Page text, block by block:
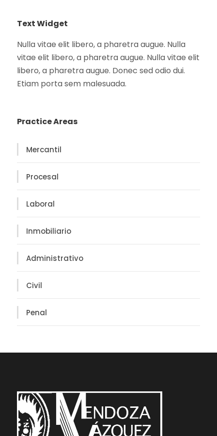
Text Widget
Nulla vitae elit libero, a pharetra augue. Nulla
vitae elit libero, a pharetra augue. Nulla vitae elit
libero, a pharetra augue. Donec sed odio dui.
Etiam porta sem malesuada.
Practice Areas
Mercantil
Procesal
Laboral
Inmobiliario
Administrativo
Civil
Penal